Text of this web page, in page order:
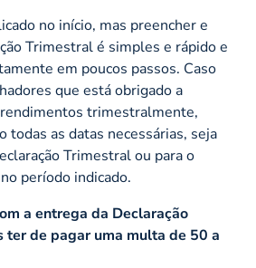
no início, mas preencher e
Trimestral é simples e rápido e
em poucos passos. Caso
que está obrigado a
trimestralmente,
todas as datas necessárias, seja
Trimestral ou para o
período indicado.
a entrega da Declaração
ter de pagar uma multa de 50 a